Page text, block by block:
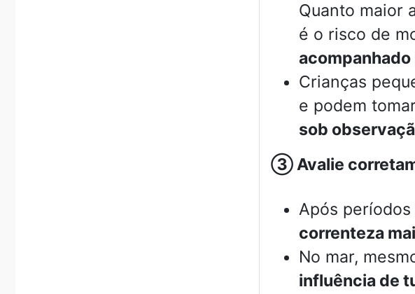
Quanto maior
é o risco de
Crianças
e podem
sob
③Avalie
Após
correnteza
No mar,
influência de